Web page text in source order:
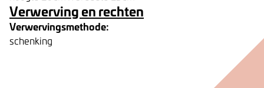
Verwerving en rechten
Verwervingsmethode:
schenking